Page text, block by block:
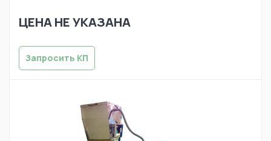
ЦЕНА НЕ УКАЗАНА
Запросить КП